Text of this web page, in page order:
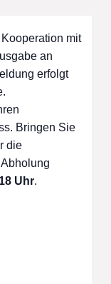
mit
an
erfolgt
Bringen Sie
die
Uhr.